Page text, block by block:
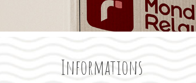
Informations